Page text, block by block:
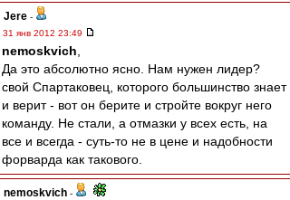
Jere -
31 янв 2012 23:49
nemoskvich
Да это абсолютно ясно. Нам нужен лидер?
свой Спартаковец, которого большинство знает
и верит - вот он берите и стройте вокруг него
команду. Не стали, а отмазки у всех есть, на
все и всегда - суть-то не в цене и надобности
форварда как такового.
nemoskvich -